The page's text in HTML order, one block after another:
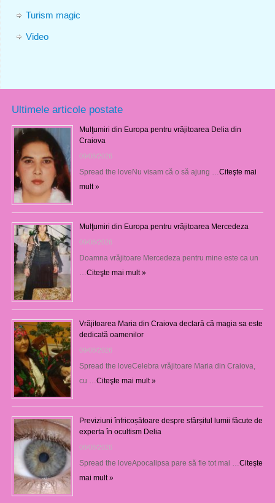
Turism magic
Video
Ultimele articole postate
Mulţumiri din Europa pentru vrăjitoarea Delia din
Craiova
09/08/2026
Spread the loveNu visam că o să ajung … Citeşte mai
mult »
Mulţumiri din Europa pentru vrăjitoarea Mercedeza
09/08/2026
Doamna vrăjitoare Mercedeza pentru mine este ca un
Citeşte mai mult »
Vrăjitoarea Maria din Craiova declară că magia sa este
dedicată oamenilor
09/08/2026
Spread the loveCelebra vrăjitoare Maria din Craiova,
cu … Citeşte mai mult »
Previziuni înfricoșătoare despre sfârșitul lumii făcute de
experta în ocultism Delia
08/08/2026
Spread the loveApocalipsa pare să fie tot mai … Citeşte
mai mult »